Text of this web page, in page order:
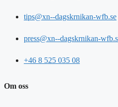
tips@xn--dagskrnikan-wfb.se
press@xn--dagskrnikan-
+46 8 525 035 08
Om oss